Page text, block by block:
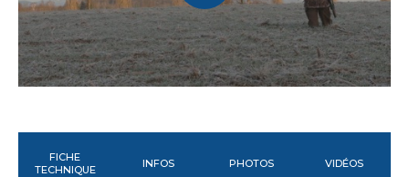
FICHE
TECHNIQUE
INFOS PHOTOS VIDÉOS